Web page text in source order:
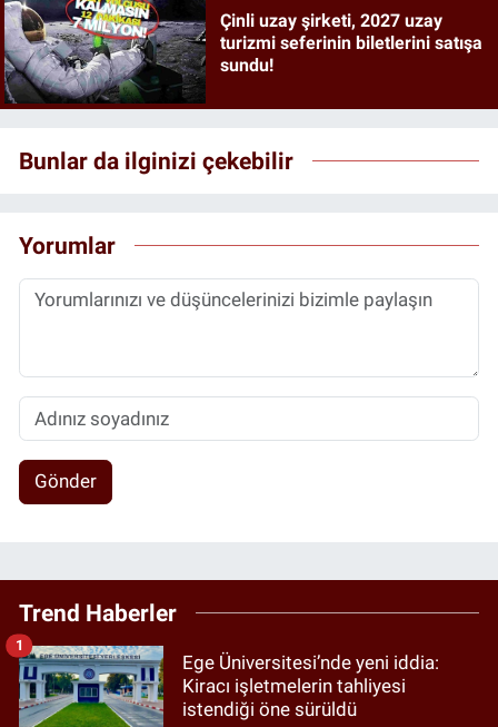
Çinli uzay şirketi, 2027 uzay
turizmi seferinin biletlerini satışa
sundu!
Bunlar da ilginizi çekebilir
Yorumlar
Gönder
Trend Haberler
Ege Üniversitesi’nde yeni iddia:
Kiracı işletmelerin tahliyesi
istendiği öne sürüldü
1